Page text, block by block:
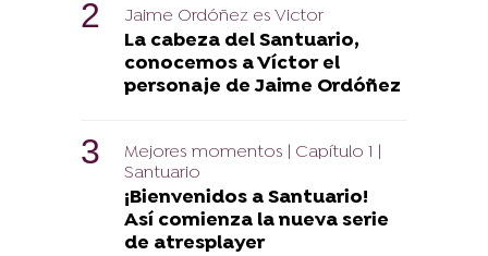
Jaime Ordóñez es Victor
La cabeza del Santuario,
conocemos a Víctor el
personaje de Jaime Ordóñez
Mejores momentos | Capítulo 1 |
Santuario
¡Bienvenidos a Santuario!
Así comienza la nueva serie
de atresplayer